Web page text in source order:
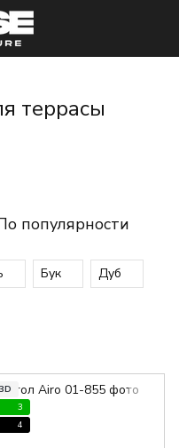
террасы
популярности
Бук Дуб
3D
3
4